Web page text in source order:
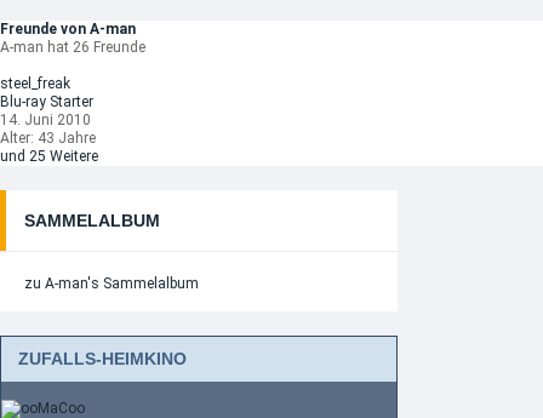
Freunde von A-man
A-man hat 26 Freunde
steel_freak
Blu-ray Starter
14. Juni 2010
Alter: 43 Jahre
und 25 Weitere
SAMMELALBUM
zu A-man's Sammelalbum
ZUFALLS-HEIMKINO